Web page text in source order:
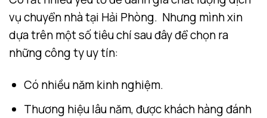
vụ chuyển nhà tại Hải Phòng. Nhưng mình xin
dựa trên một số tiêu chí sau đây để chọn ra
những công ty uy tín:
Có nhiều năm kinh nghiệm.
Thương hiệu lâu năm, được khách hàng đánh